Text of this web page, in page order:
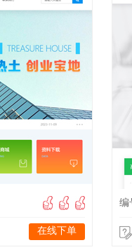
在线下单
编